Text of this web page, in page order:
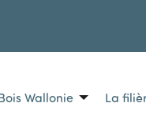
Wallonie La